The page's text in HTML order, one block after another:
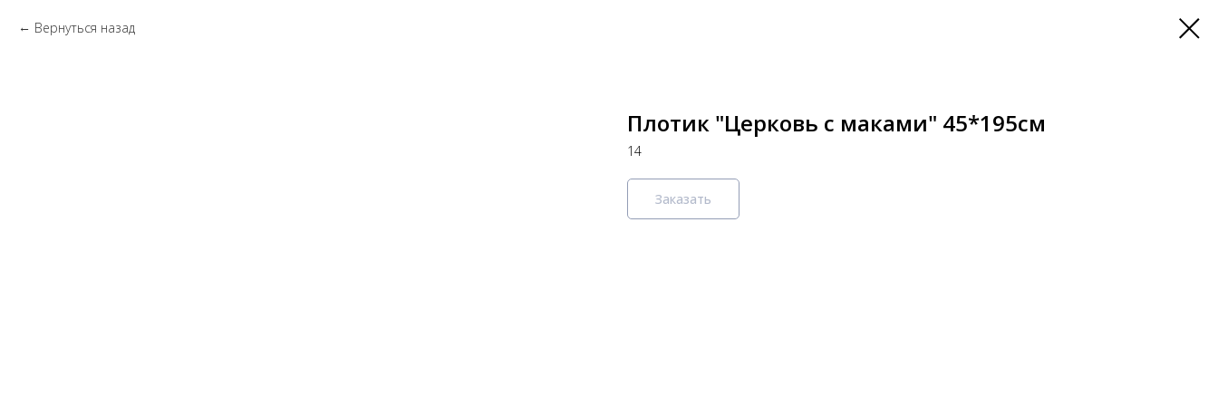
Вернуться назад
Плотик "Церковь с маками" 45*195см
14
Заказать